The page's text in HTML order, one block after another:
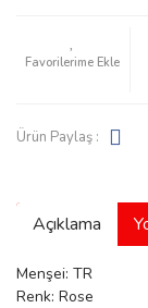
Ürün Paylaş :
Açıklama
Menşei: TR
Renk: Rose